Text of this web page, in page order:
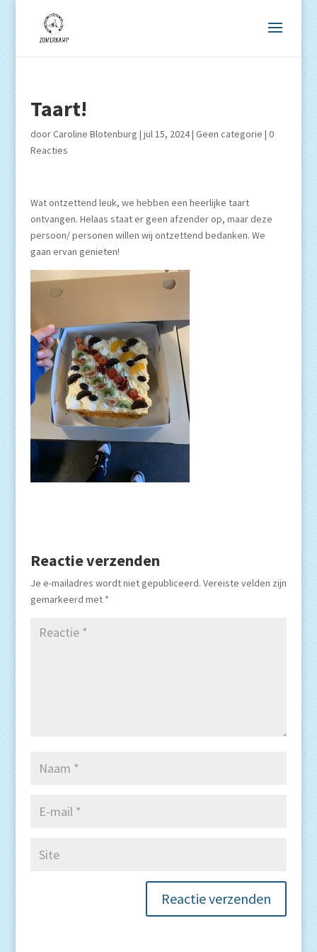
Taart!
doorCaroline Blotenburg | jul 15, 2024| Geen categorie | 0
Reacties
Wat ontzettend leuk, we hebben een heerlijke taart
ontvangen. Helaas staat er geen afzender op, maar deze
persoon/ personen willen wij ontzettend bedanken. We
gaan ervan genieten!
Reactie verzenden
Je e-mailadres wordt niet gepubliceerd. Vereiste velden zijn
gemarkeerd met *